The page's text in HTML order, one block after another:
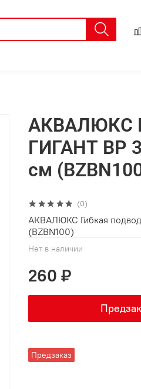
(0)
Нет в наличии
Предзаказ
АКВАЛЮКС
ГИГАНТ ВР
см
260 ₽
АКВАЛЮКС Гибкая
(BZBN100)